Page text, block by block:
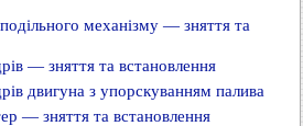
механізму — зняття та
— зняття та встановлення
двигуна з упорскуванням палива
— зняття та встановлення